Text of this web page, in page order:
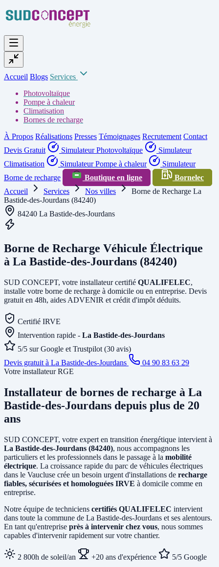
Accueil Blogs Services
Photovoltaïque
Pompe à chaleur
Climatisation
Bornes de recharge
À Propos Réalisations Presses Témoignages Recrutement Contact
Devis Gratuit
Simulateur Photovoltaïque
Simulateur
Climatisation
Simulateur Pompe à chaleur
Simulateur
Borne de recharge
Boutique en ligne
Bornelec
Accueil
Services Nos villes
Borne de Recharge La
Bastide-des-Jourdans (84240)
84240 La Bastide-des-Jourdans
Borne de Recharge Véhicule Électrique
à La Bastide-des-Jourdans (84240)
SUD CONCEPT, votre installateur certifié QUALIFELEC,
installe votre borne de recharge à domicile ou en entreprise. Devis
gratuit en 48h, aides ADVENIR et crédit d'impôt déduits.
Certifié IRVE
Intervention rapide - La Bastide-des-Jourdans
5/5 sur Google et Trustpilot (30 avis)
Devis gratuit à La Bastide-des-Jourdans
04 90 83 63 29
Votre installateur RGE
Installateur de bornes de recharge à La
Bastide-des-Jourdans depuis plus de 20
ans
SUD CONCEPT, votre expert en transition énergétique intervient à
La Bastide-des-Jourdans (84240), nous accompagnons les
particuliers et les professionnels dans le passage à la mobilité
électrique. La croissance rapide du parc de véhicules électriques
dans le Vaucluse crée un besoin urgent d'installations de recharge
fiables, sécurisées et homologuées IRVE à domicile comme en
entreprise.
Notre équipe de techniciens certifiés QUALIFELEC intervient
dans toute la commune de La Bastide-des-Jourdans et ses alentours.
En tant qu'entreprise près à intervenir chez vous, nous sommes
capables d'intervenir rapidement sur votre chantier.
2 800h de soleil/an +20 ans d'expérience 5/5 Google